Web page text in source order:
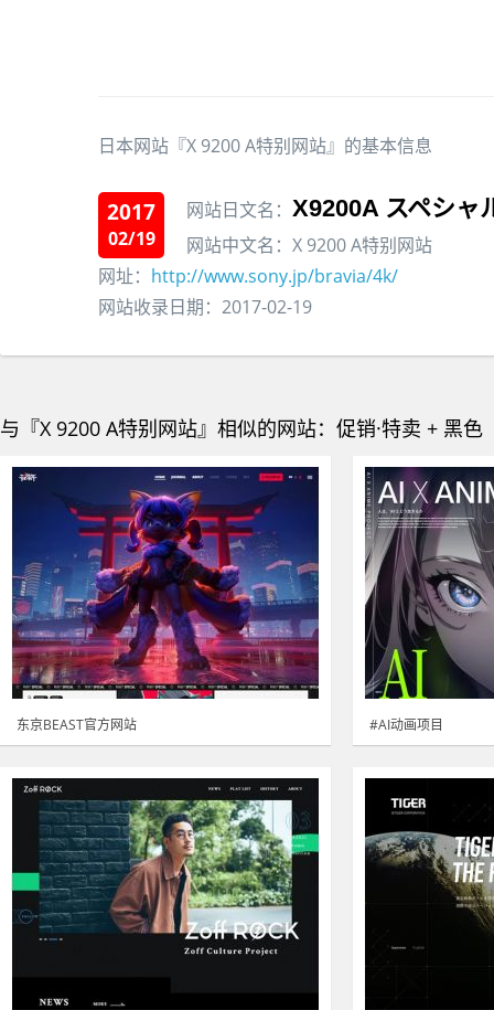
日本网站『X 9200 A特别网站』的基本信息
2017
02/19
网站日文名：X9200A スペシャ
网站中文名：X 9200 A特别网站
网址： http://www.sony.jp/bravia/4k/
网站收录日期：2017-02-19
与『X 9200 A特别网站』相似的网站：促销·特卖 + 黑色
东京BEAST官方网站 #AI动画项目